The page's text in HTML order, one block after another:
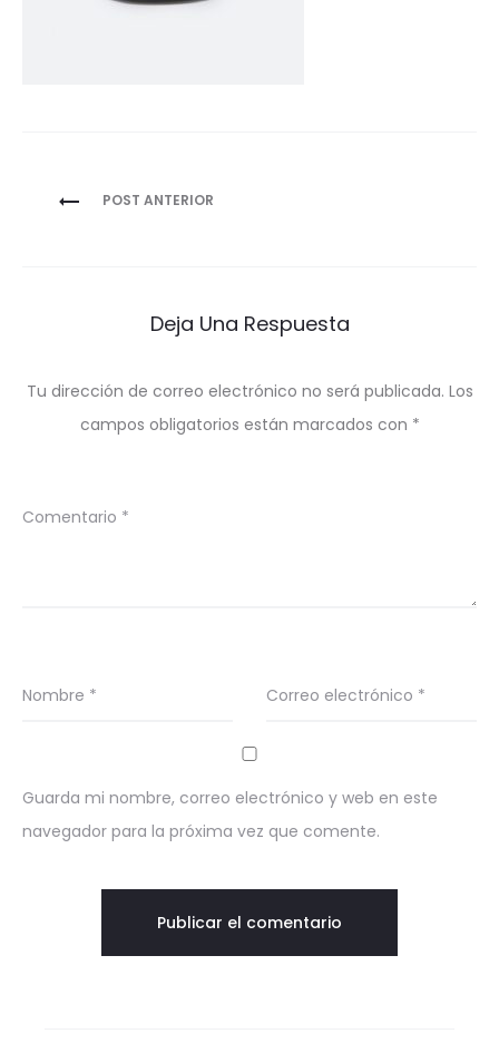
Navegación
POST ANTERIOR
Deja Una Respuesta
Tu dirección de correo electrónico no será publicada. Los
campos obligatorios están marcados con *
Comentario *
Nombre * Correo electrónico *
Guarda mi nombre, correo electrónico y web en este
navegador para la próxima vez que comente.